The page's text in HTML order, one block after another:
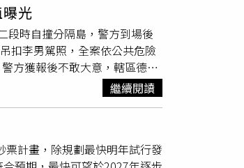
等猴群可能出沒的區域，如
施線上教學。地方政府表示，
關單位也會持續加強巡邏與監
一度停課，官方仍持續監控是
，同時也希望立法院儘速完
穩定，並提供公務人員安全的
光
段時自撞分隔島，警方到場後
扣李男駕照，全案依公共危險
方獲報後不敢大意，轄區德音
沿著新五路二段由八里方向往
起事故並未造成任何人員傷
於訊後依公共危險罪將其移
繼續閱讀
計畫，除規劃最快明年試行發